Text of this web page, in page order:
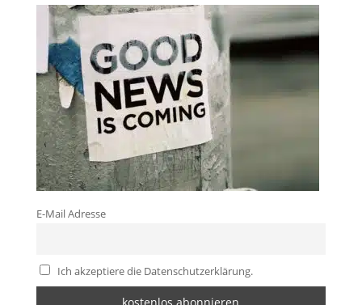
E-Mail Adresse
Ich akzeptiere die Datenschutzerklärung.